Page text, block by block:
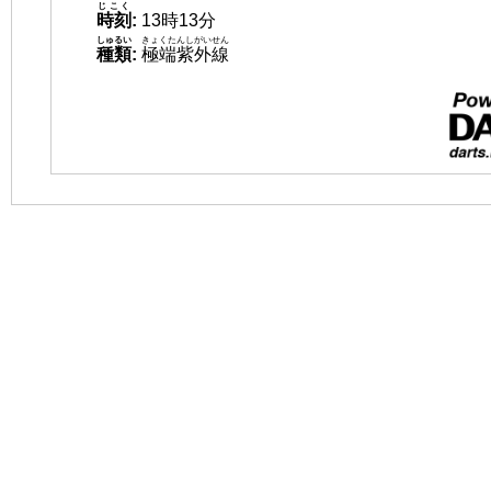
時刻
じこく
: 13時13分
種類
しゅるい
: 極端紫外線
きょくたんしがいせん